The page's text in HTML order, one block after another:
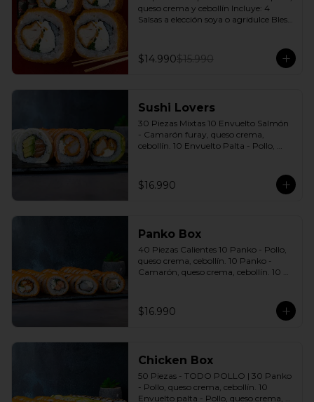
queso crema y cebollín Incluye: 4
Salsas a elección soya o agridulce Bless
$14.990$15.990
Sushi Lovers
30 Piezas Mixtas 10 Envuelto Salmón
- Camarón furay, queso crema,
cebollín. 10 Envuelto Palta - Pollo,
Incluye: 3 Salsas a elección soya o
agridulce Bless + 2 palitos
$16.990
Panko Box
40 Piezas Calientes 10 Panko - Pollo,
queso crema, cebollín. 10 Panko -
Camarón, queso crema, cebollín. 10
queso crema, cebollín. Incluye: 4 Salsas
a elección soya o agridulce Bless + 2
$16.990
Chicken Box
50 Piezas - TODO POLLO | 30 Panko
- Pollo, queso crema, cebollín. 10
Envuelto palta - Pollo, queso crema,